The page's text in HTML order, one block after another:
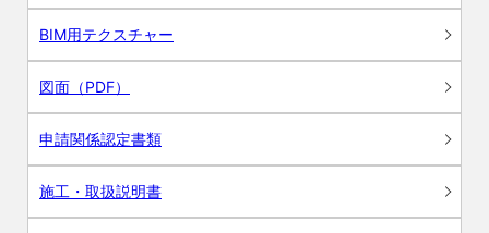
BIM用テクスチャー
図面（PDF）
申請関係認定書類
施工・取扱説明書